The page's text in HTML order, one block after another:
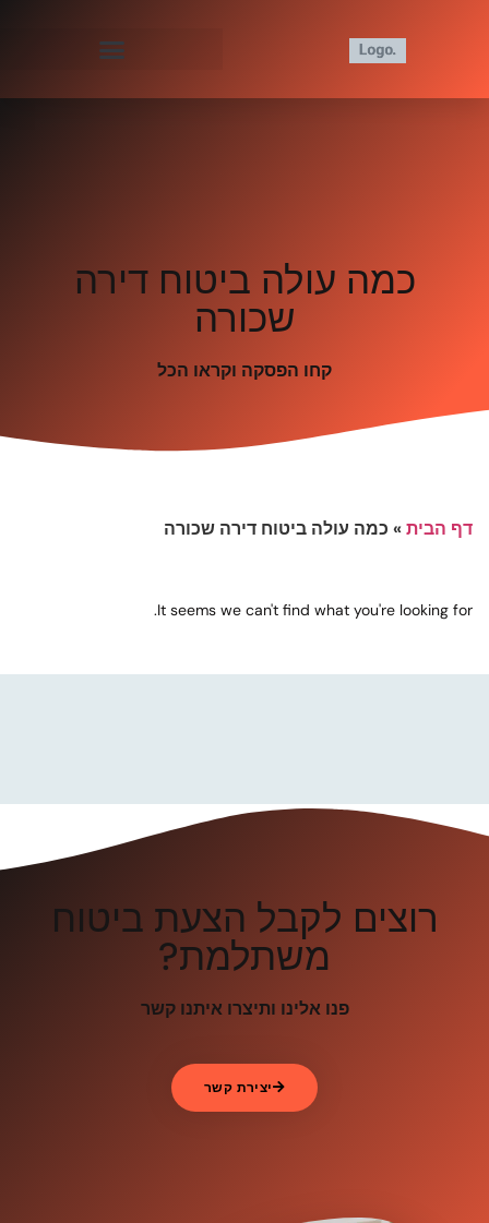
כמה עולה ביטוח דירה
שכורה
קחו הפסקה וקראו הכל
דף הבית» כמה עולה ביטוח דירה שכורה
It seems we can't find what you're looking for.
רוצים לקבל הצעת ביטוח
משתלמת?
פנו אלינו ותיצרו איתנו קשר
יצירת קשר